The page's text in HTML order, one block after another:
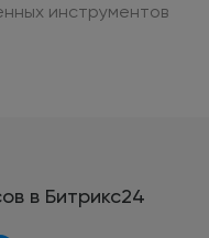
инструментов
в Битрикс24